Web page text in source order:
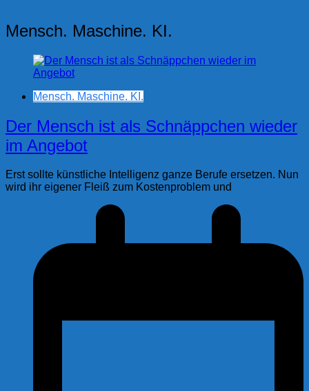
Mensch. Maschine. KI.
Mensch. Maschine. KI.
Der Mensch ist als Schnäppchen wieder
im Angebot
Erst sollte künstliche Intelligenz ganze Berufe ersetzen. Nun
wird ihr eigener Fleiß zum Kostenproblem und